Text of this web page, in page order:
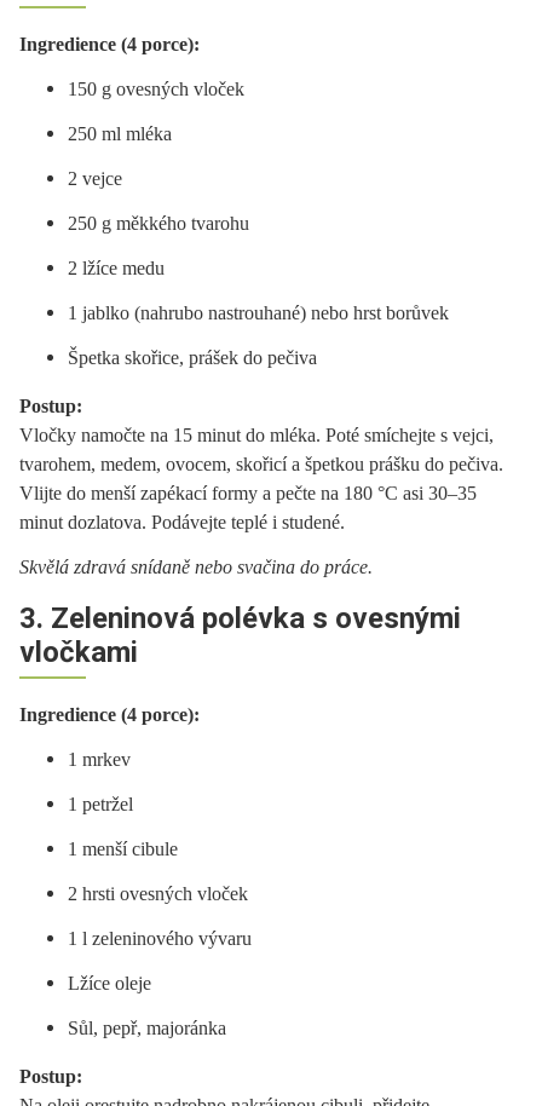
Ingredience (4 porce):
150 g ovesných vloček
250 ml mléka
2 vejce
250 g měkkého tvarohu
2 lžíce medu
1 jablko (nahrubo nastrouhané) nebo hrst borůvek
Špetka skořice, prášek do pečiva
Postup:
Vločky namočte na 15 minut do mléka. Poté smíchejte s vejci,
tvarohem, medem, ovocem, skořicí a špetkou prášku do pečiva.
Vlijte do menší zapékací formy a pečte na 180 °C asi 30–35
minut dozlatova. Podávejte teplé i studené.
Skvělá zdravá snídaně nebo svačina do práce.
3. Zeleninová polévka s ovesnými
vločkami
Ingredience (4 porce):
1 mrkev
1 petržel
1 menší cibule
2 hrsti ovesných vloček
1 l zeleninového vývaru
Lžíce oleje
Sůl, pepř, majoránka
Postup: